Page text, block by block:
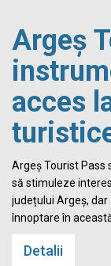
Argeș
acces
Argeș Tourist Pass
să stimuleze
județului Argeș, dar
înnoptare în
Detalii